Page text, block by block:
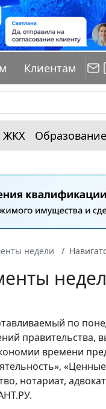
Клиентам
ЖКХ Образование
недели
по
времени
нотариат,